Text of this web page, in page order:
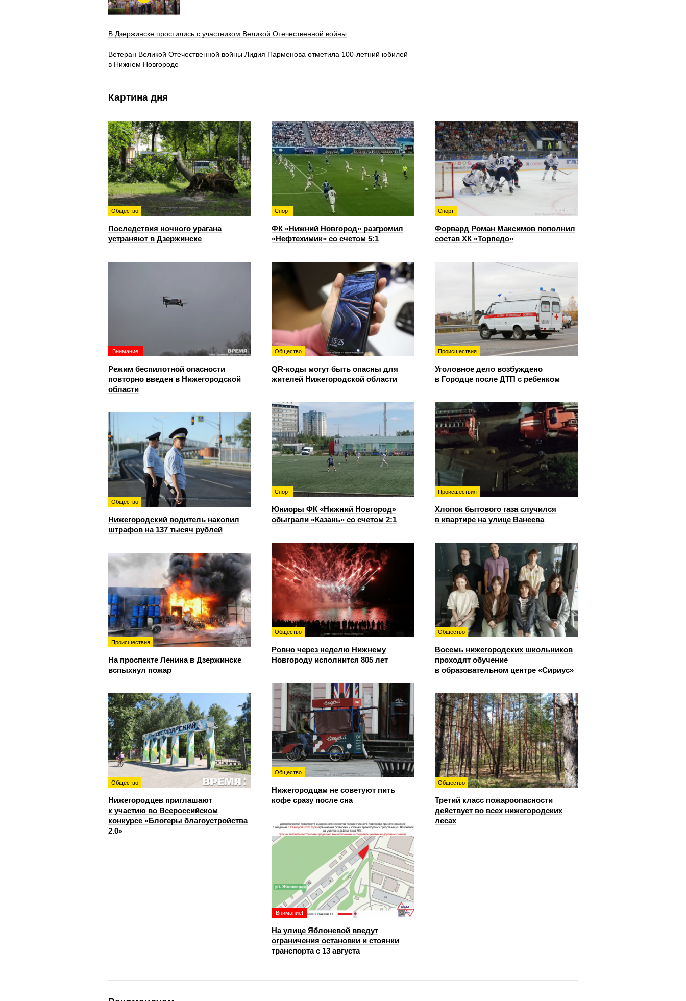
В Дзержинске простились с участником Великой Отечественной войны
Ветеран Великой Отечественной войны Лидия Парменова отметила 100-летний юбилей
в Нижнем Новгороде
Картина дня
Общество
Последствия ночного урагана
устраняют в Дзержинске
Спорт
ФК «Нижний Новгород» разгромил
«Нефтехимик» со счетом 5:1
Спорт
Форвард Роман Максимов пополнил
состав ХК «Торпедо»
Внимание!
Режим беспилотной опасности
повторно введен в Нижегородской
области
Общество
QR-коды могут быть опасны для
жителей Нижегородской области
Происшествия
Уголовное дело возбуждено
в Городце после ДТП с ребенком
Спорт
Юниоры ФК «Нижний Новгород»
обыграли «Казань» со счетом 2:1
Происшествия
Хлопок бытового газа случился
в квартире на улице Ванеева
Общество
Нижегородский водитель накопил
штрафов на 137 тысяч рублей
Общество
Ровно через неделю Нижнему
Новгороду исполнится 805 лет
Общество
Восемь нижегородских школьников
проходят обучение
в образовательном центре «Сириус»
Происшествия
На проспекте Ленина в Дзержинске
вспыхнул пожар
Общество
Нижегородцам не советуют пить
кофе сразу после сна
Общество
Нижегородцев приглашают
к участию во Всероссийском
конкурсе «Блогеры благоустройства
2.0»
Общество
Третий класс пожароопасности
действует во всех нижегородских
лесах
Внимание!
На улице Яблоневой введут
ограничения остановки и стоянки
транспорта с 13 августа